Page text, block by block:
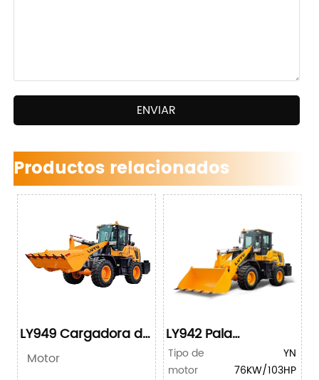
ENVIAR
Productos relacionados
LY949 Cargadora de
ruedas compacta
Motor
LY942 Pala
cargadora
compacta
Tipo de
motor
YN
76KW/103HP